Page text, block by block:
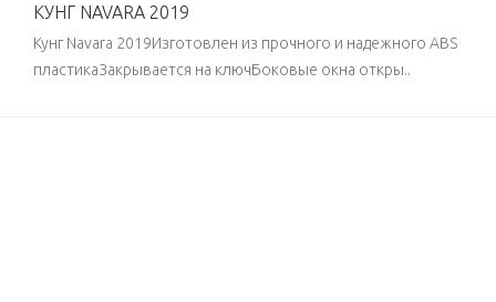
КУНГ NAVARA 2019
Кунг Navara 2019Изготовлен из прочного и надежного ABS
пластикаЗакрывается на ключБоковые окна откры..